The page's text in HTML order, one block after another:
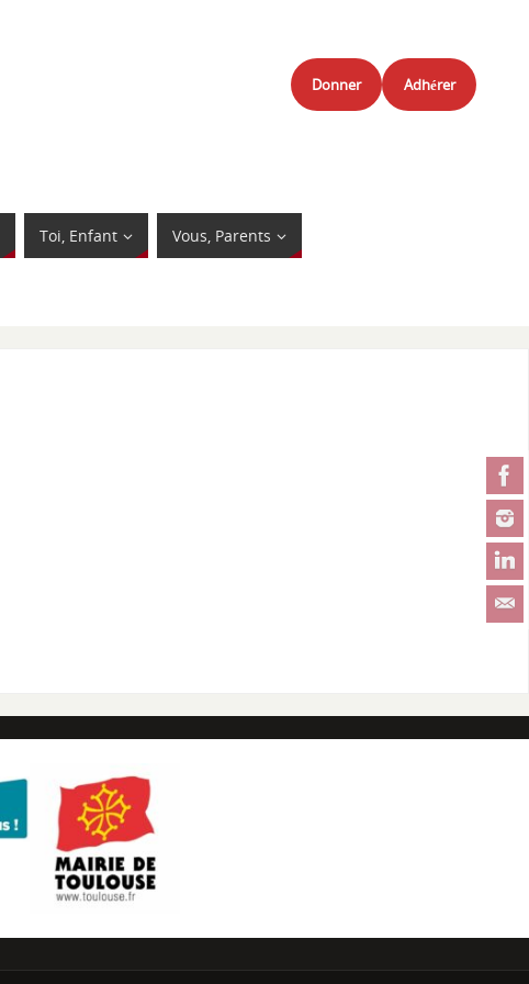
Donner Adhérer
Toi, Enfant Vous, Parents